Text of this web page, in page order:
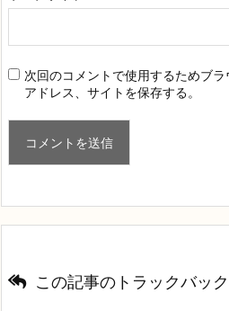
次回のコメントで使用するためブ
アドレス、サイトを保存する。
この記事のトラックバッ